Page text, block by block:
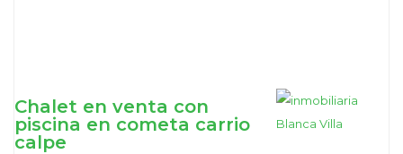
Chalet en venta con
piscina en cometa carrio
calpe